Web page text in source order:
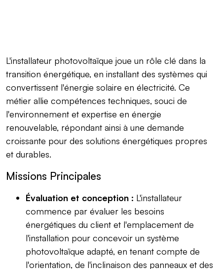
L'installateur photovoltaïque joue un rôle clé dans la
transition énergétique, en installant des systèmes qui
convertissent l'énergie solaire en électricité. Ce
métier allie compétences techniques, souci de
l'environnement et expertise en énergie
renouvelable, répondant ainsi à une demande
croissante pour des solutions énergétiques propres
et durables.
Missions Principales
Évaluation et conception : L'installateur
commence par évaluer les besoins
énergétiques du client et l'emplacement de
l'installation pour concevoir un système
photovoltaïque adapté, en tenant compte de
l'orientation, de l'inclinaison des panneaux et des